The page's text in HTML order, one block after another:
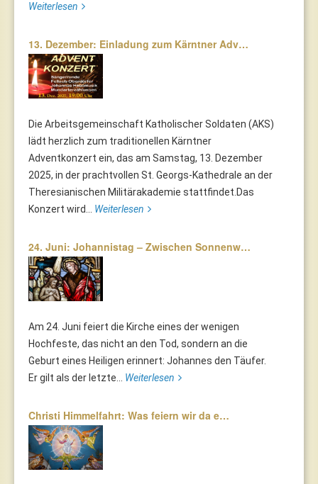
Weiterlesen
13. Dezember: Einladung zum Kärntner Adv…
Die Arbeitsgemeinschaft Katholischer Soldaten (AKS)
lädt herzlich zum traditionellen Kärntner
Adventkonzert ein, das am Samstag, 13. Dezember
2025, in der prachtvollen St. Georgs-Kathedrale an der
Theresianischen Militärakademie stattfindet.Das
Konzert wird... Weiterlesen
24. Juni: Johannistag – Zwischen Sonnenw…
Am 24. Juni feiert die Kirche eines der wenigen
Hochfeste, das nicht an den Tod, sondern an die
Geburt eines Heiligen erinnert: Johannes den Täufer.
Er gilt als der letzte... Weiterlesen
Christi Himmelfahrt: Was feiern wir da e…